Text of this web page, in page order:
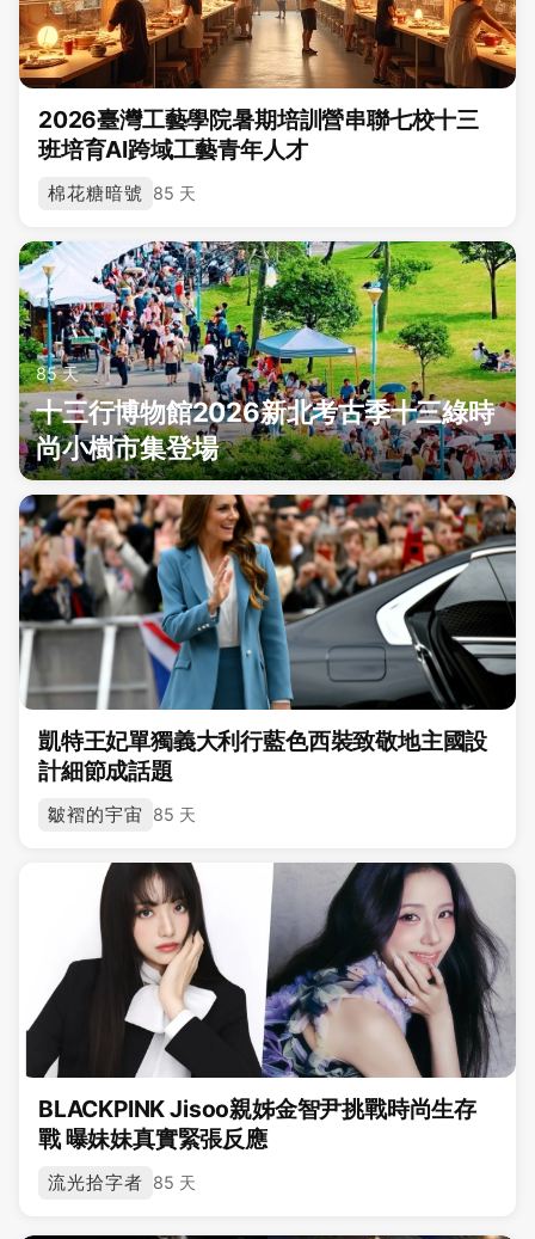
2026臺灣工藝學院暑期培訓營串聯七校十三
班培育AI跨域工藝青年人才
棉花糖暗號 85 天
85 天
十三行博物館2026新北考古季十三綠時
尚小樹市集登場
凱特王妃單獨義大利行藍色西裝致敬地主國設
計細節成話題
皺褶的宇宙 85 天
BLACKPINK Jisoo親姊金智尹挑戰時尚生存
戰 曝妹妹真實緊張反應
流光拾字者 85 天